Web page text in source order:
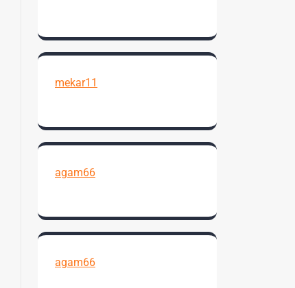
mekar11
agam66
agam66